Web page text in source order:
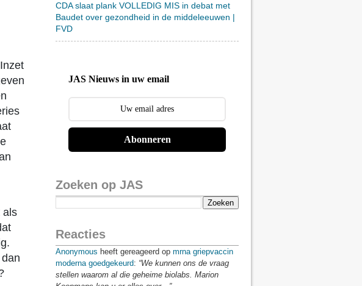
als
CDA slaat plank VOLLEDIG MIS in debat met
Baudet over gezondheid in de middeleeuwen |
FVD
JAS Nieuws in uw email
Abonneren
Zoeken op JAS
Reacties
Anonymous heeft gereageerd op mrna griepvaccin
moderna goedgekeurd: “We kunnen ons de vraag
stellen waarom al die geheime biolabs. Marion